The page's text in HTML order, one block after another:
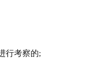
行考察的;